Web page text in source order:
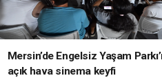
Mersin’de Engelsiz Yaşam
açık hava sinema keyfi